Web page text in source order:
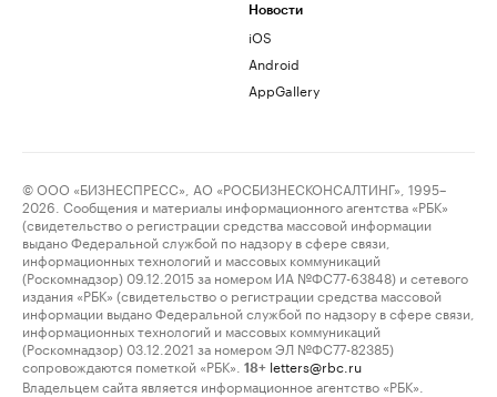
Новости
iOS
Android
AppGallery
© ООО «БИЗНЕСПРЕСС», АО «РОСБИЗНЕСКОНСАЛТИНГ», 1995–
2026. Сообщения и материалы информационного агентства «РБК»
(свидетельство о регистрации средства массовой информации
выдано Федеральной службой по надзору в сфере связи,
информационных технологий и массовых коммуникаций
(Роскомнадзор) 09.12.2015 за номером ИА №ФС77-63848) и сетевого
издания «РБК» (свидетельство о регистрации средства массовой
информации выдано Федеральной службой по надзору в сфере связи,
информационных технологий и массовых коммуникаций
(Роскомнадзор) 03.12.2021 за номером ЭЛ №ФС77-82385)
сопровождаются пометкой «РБК».
18+ letters@rbc.ru
Владельцем сайта является информационное агентство «РБК».